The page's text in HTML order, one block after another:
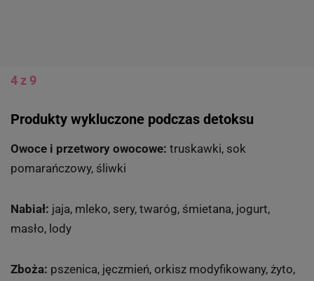
4 z 9
Produkty wykluczone podczas detoksu
Owoce i przetwory owocowe: truskawki, sok
pomarańczowy, śliwki
Nabiał: jaja, mleko, sery, twaróg, śmietana, jogurt,
masło, lody
Zboża: pszenica, jęczmień, orkisz modyfikowany, żyto,